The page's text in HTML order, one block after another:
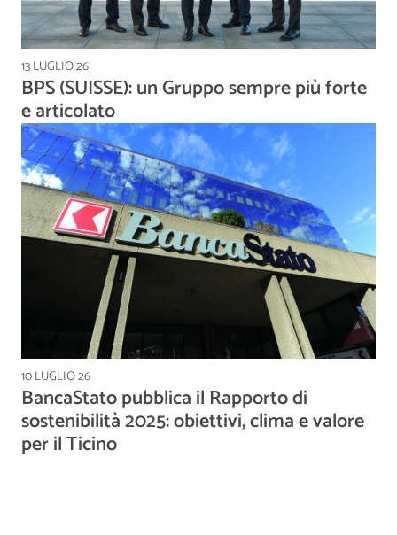
13 LUGLIO 26
BPS (SUISSE): un Gruppo sempre più forte
e articolato
10 LUGLIO 26
BancaStato pubblica il Rapporto di
sostenibilità 2025: obiettivi, clima e valore
per il Ticino